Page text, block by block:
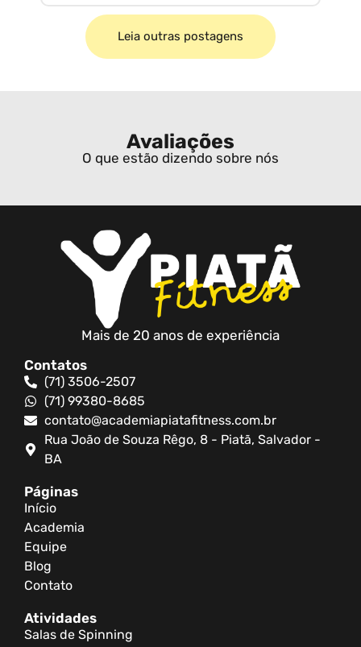
Leia outras postagens
Avaliações
O que estão dizendo sobre nós
Mais de 20 anos de experiência
Contatos
(71) 3506-2507
(71) 99380-8685
contato@academiapiatafitness.com.br
Rua João de Souza Rêgo, 8 - Piatã, Salvador -
BA
Páginas
Início
Academia
Equipe
Blog
Contato
Atividades
Salas de Spinning